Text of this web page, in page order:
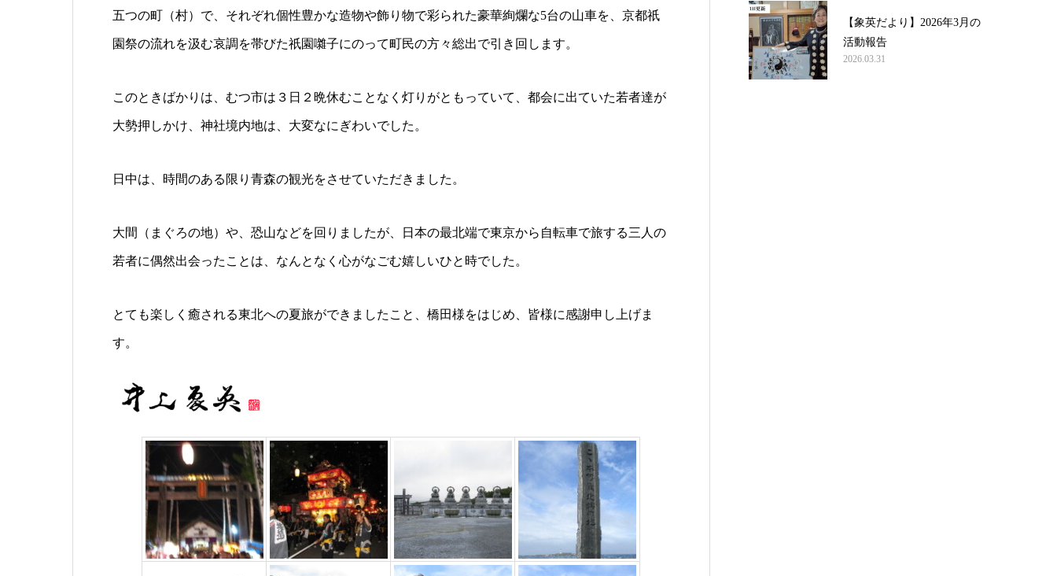
五つの町（村）で、それぞれ個性豊かな造物や飾り物で彩られた豪華絢爛な5台の山車を、京都祇
園祭の流れを汲む哀調を帯びた祇園囃子にのって町民の方々総出で引き回します。
このときばかりは、むつ市は３日２晩休むことなく灯りがともっていて、都会に出ていた若者達が
大勢押しかけ、神社境内地は、大変なにぎわいでした。
日中は、時間のある限り青森の観光をさせていただきました。
大間（まぐろの地）や、恐山などを回りましたが、日本の最北端で東京から自転車で旅する三人の
若者に偶然出会ったことは、なんとなく心がなごむ嬉しいひと時でした。
とても楽しく癒される東北への夏旅ができましたこと、橋田様をはじめ、皆様に感謝申し上げま
す。
【象英だより】2026年3月の
活動報告
2026.03.31